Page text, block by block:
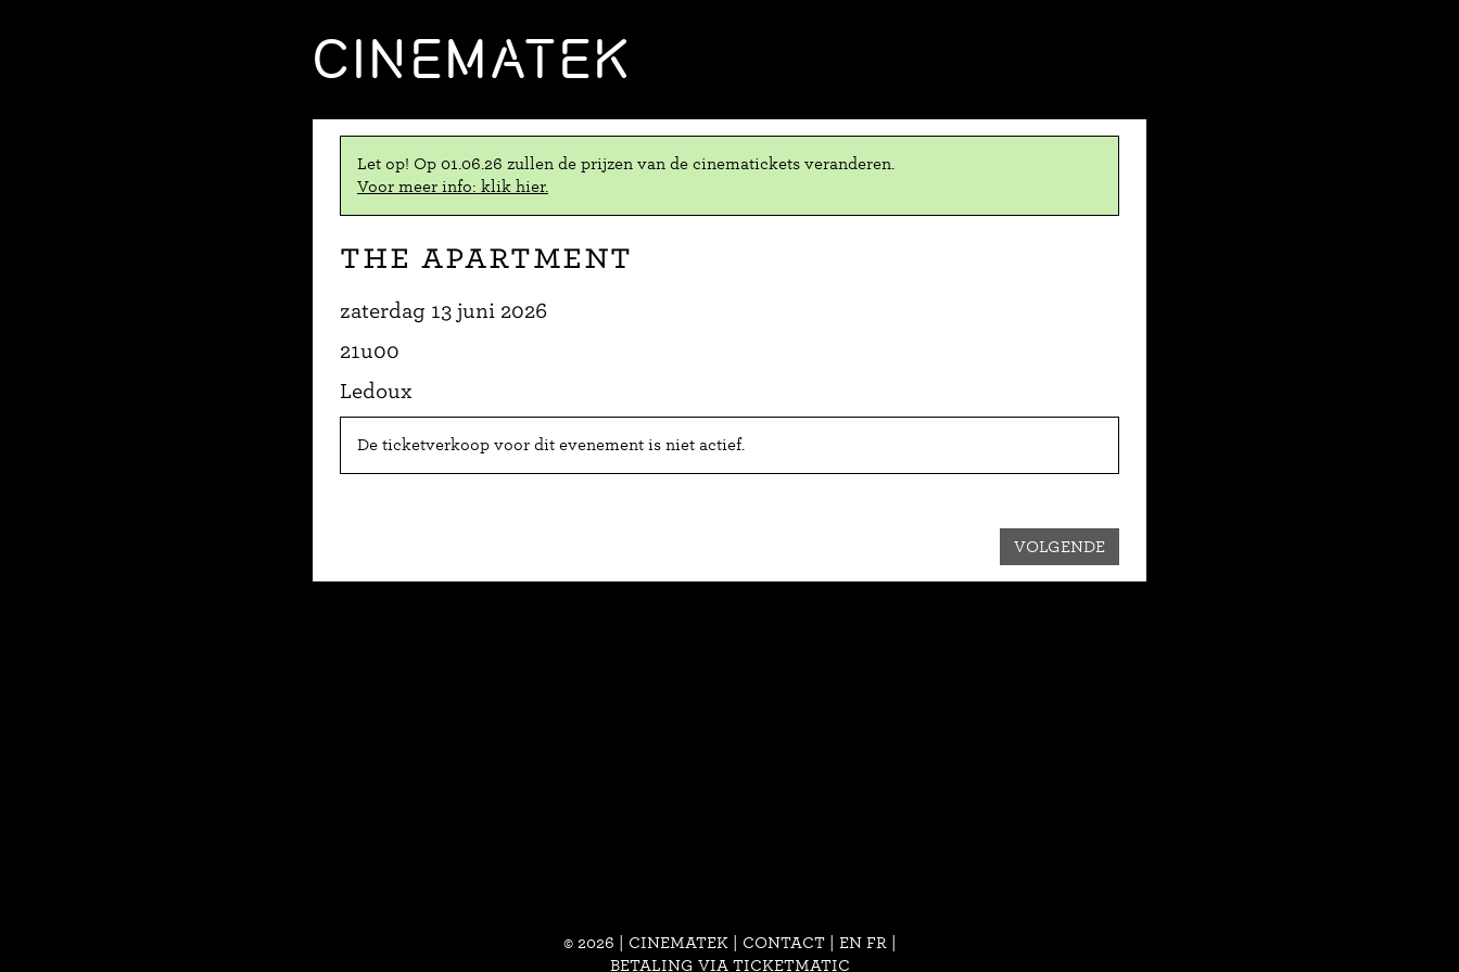
CINEMATEK
Let op! Op 01.06.26 zullen de prijzen van de cinematickets veranderen.
Voor meer info: klik hier.
The Apartment
zaterdag 13 juni 2026
21u00
Ledoux
De ticketverkoop voor dit evenement is niet actief.
VOLGENDE
© 2026 | CINEMATEK | CONTACT| EN FR
BETALING VIA TICKETMATIC